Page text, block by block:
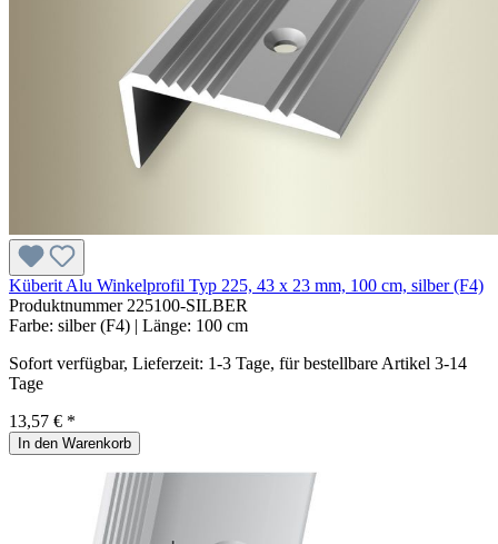
Küberit Alu Winkelprofil Typ 225, 43 x 23 mm, 100 cm, silber (F4)
Produktnummer 225100-SILBER
Farbe: silber (F4) | Länge: 100 cm
Sofort verfügbar, Lieferzeit: 1-3 Tage, für bestellbare Artikel 3-14
Tage
13,57 € *
In den Warenkorb